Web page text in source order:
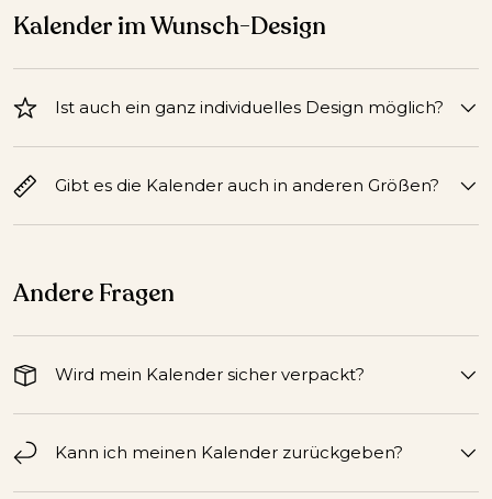
Kalender im Wunsch-Design
Ist auch ein ganz individuelles Design möglich?
Gibt es die Kalender auch in anderen Größen?
Andere Fragen
Wird mein Kalender sicher verpackt?
Kann ich meinen Kalender zurückgeben?